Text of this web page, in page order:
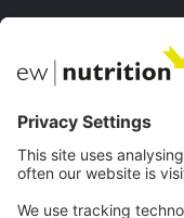
EW Biotech
通讯技术
网络研讨会